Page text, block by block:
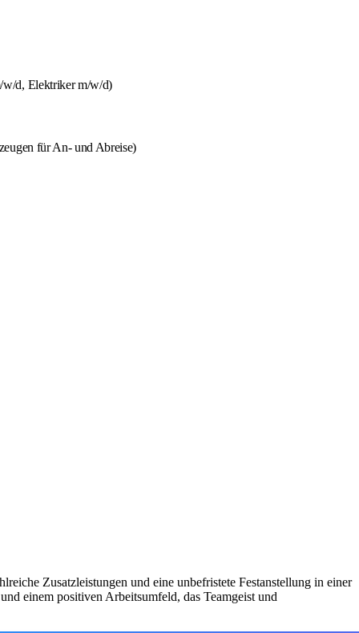
w/d, Elektriker m/w/d)
für An- und Abreise)
Zusatzleistungen und eine unbefristete Festanstellung in einer
einem positiven Arbeitsumfeld, das Teamgeist und